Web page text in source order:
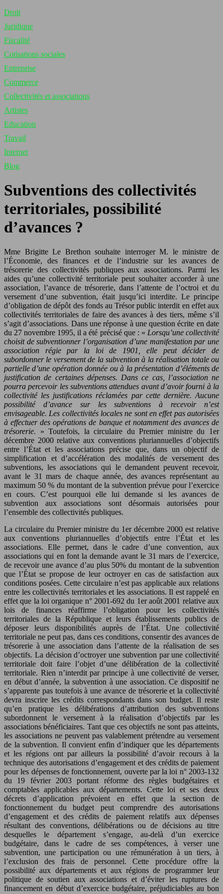
Droit
Juridique
Fiscalité
Cotisations sociales
Entreprise
Commerce
Collectivités et associations
Artistes
Education
Travail
Internet
Blog
Subventions des collectivités
territoriales, possibilité
d’avances ?
Mme Brigitte Le Brethon souhaite interroger M. le ministre de
l’Économie, des finances et de l’industrie sur les avances de
trésorerie des collectivités publiques aux associations. Parmi les
aides qu’une collectivité territoriale peut souhaiter accorder à une
association, l’avance de trésorerie, dans l’attente de l’octroi et du
versement d’une subvention, était jusqu’ici interdite. Le principe
d’obligation de dépôt des fonds au Trésor public interdit en effet aux
collectivités territoriales de faire des avances à des tiers, même s’il
s’agit d’associations. Dans une réponse à une question écrite en date
du 27 novembre 1995, il a été précisé que : « Lorsqu’une collectivité
choisit de subventionner l’organisation d’une manifestation par une
association régie par la loi de 1901, elle peut décider de
subordonner le versement de la subvention à la réalisation totale ou
partielle d’une opération donnée ou à la présentation d’éléments de
justification de certaines dépenses. Dans ce cas, l’association ne
pourra percevoir les subventions attendues avant d’avoir fourni à la
collectivité les justifications réclamées par cette dernière. Aucune
possibilité d’avance sur les subventions à recevoir n’est
envisageable. Les collectivités locales ne sont en effet pas autorisées
à effectuer des opérations de banque et notamment des avances de
trésorerie. » Toutefois, la circulaire du Premier ministre du 1er
décembre 2000 relative aux conventions pluriannuelles d’objectifs
entre l’État et les associations précise que, dans un objectif de
simplification et d’accélération des modalités de versement des
subventions, les associations qui le demandent peuvent recevoir,
avant le 31 mars de chaque année, des avances représentant au
maximum 50 % du montant de la subvention prévue pour l’exercice
en cours. C’est pourquoi elle lui demande si les avances de
subvention aux associations sont désormais autorisées pour
l’ensemble des collectivités publiques.
La circulaire du Premier ministre du 1er décembre 2000 est relative
aux conventions pluriannuelles d’objectifs entre l’État et les
associations. Elle permet, dans le cadre d’une convention, aux
associations qui en font la demande avant le 31 mars de l’exercice,
de recevoir une avance d’au plus 50% du montant de la subvention
que l’État se propose de leur octroyer en cas de satisfaction aux
conditions posées. Cette circulaire n’est pas applicable aux relations
entre les collectivités territoriales et les associations. Il est rappelé en
effet que la loi organique n° 2001-692 du 1er août 2001 relative aux
lois de finances réaffirme l’obligation pour les collectivités
territoriales de la République et leurs établissements publics de
déposer leurs disponibilités auprès de l’État. Une collectivité
territoriale ne peut pas, dans ces conditions, consentir des avances de
trésorerie à une association dans l’attente de la réalisation de ses
objectifs. La décision d’octroyer une subvention par une collectivité
territoriale doit faire l’objet d’une délibération de la collectivité
territoriale. Rien n’interdit par principe à une collectivité de verser,
en début d’année, la subvention à une association. Ce dispositif ne
s’apparente pas toutefois à une avance de trésorerie et la collectivité
devra inscrire les crédits correspondants dans son budget. Il reste
qu’en pratique les délibérations d’attribution des subventions
subordonnent le versement à la réalisation d’objectifs par les
associations bénéficiaires. Tant que ces objectifs ne sont pas atteints,
les associations ne peuvent pas valablement prétendre au versement
de la subvention. Il convient enfin d’indiquer que les départements
et les régions ont par ailleurs la possibilité d’avoir recours à la
technique des autorisations d’engagement et des crédits de paiement
pour les dépenses de fonctionnement, ouverte par la loi n° 2003-132
du 19 février 2003 portant réforme des règles budgétaires et
comptables applicables aux départements. Cette loi et ses deux
décrets d’application prévoient en effet que la section de
fonctionnement du budget peut comprendre des autorisations
d’engagement et des crédits de paiement relatifs aux dépenses
résultant des conventions, délibérations ou de décisions au titre
desquelles le département s’engage, au-delà d’un exercice
budgétaire, dans le cadre de ses compétences, à verser une
subvention, une participation ou une rémunération à un tiers, à
l’exclusion des frais de personnel. Cette procédure offre la
possibilité aux départements et aux régions de programmer leur
politique de soutien aux associations et d’éviter les ruptures de
financement en début d’exercice budgétaire, préjudiciables au bon